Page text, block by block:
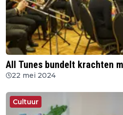
All Tunes bundelt krachten
22 mei 2024
Cultuur